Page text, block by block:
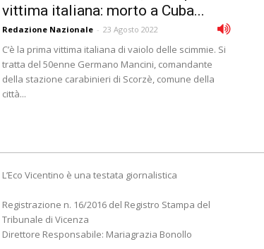
vittima italiana: morto a Cuba...
Redazione Nazionale - 23 Agosto 2022
C’è la prima vittima italiana di vaiolo delle scimmie. Si
tratta del 50enne Germano Mancini, comandante
della stazione carabinieri di Scorzè, comune della
città...
L’Eco Vicentino è una testata giornalistica
Registrazione n. 16/2016 del Registro Stampa del
Tribunale di Vicenza
Direttore Responsabile: Mariagrazia Bonollo